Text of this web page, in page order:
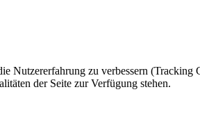
Nutzererfahrung zu verbessern (Tracking
der Seite zur Verfügung stehen.